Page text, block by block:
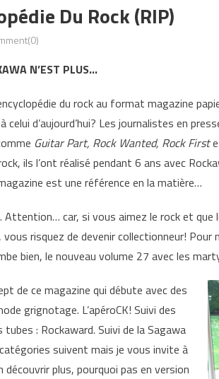
Du Rock (RIP)
N’EST PLUS…
du rock au format magazine
celui d’aujourd’hui? Les journalistes en
Guitar Part, Rock Wanted, Rock First
ils l’ont réalisé pendant 6 ans avec
est une référence en la matière…
car, si vous aimez le rock et que
risquez de devenir collectionneur!
bien, le nouveau volume 27 avec les
de ce magazine qui débute avec des
grignotage. L’apéroCK! Suivi des
: Rockaward. Suivi de la Sagawa
suivent mais je vous invite à
plus, pourquoi pas en version